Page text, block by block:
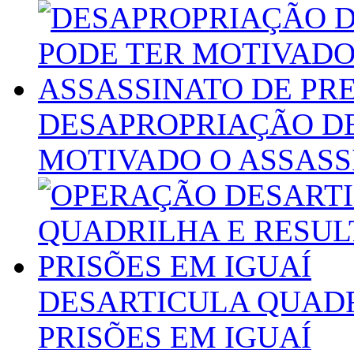
DESAPROPRIAÇÃO
MOTIVADO O
DESARTICULA
PRISÕES EM IGUAÍ